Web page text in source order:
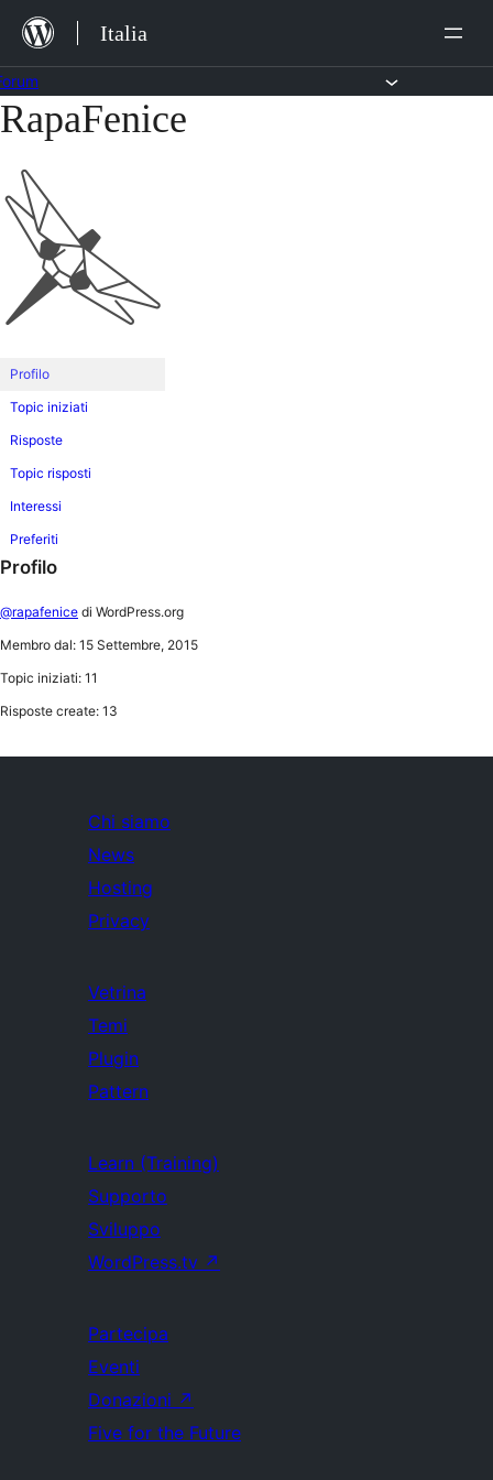
Salta
contenuto
Italia
Vai
contenuto
RapaFenice
Profilo
Topic iniziati
Risposte
Topic risposti
Interessi
Preferiti
Profilo
@rapafenice di WordPress.org
Membro dal: 15 Settembre, 2015
Topic iniziati: 11
Risposte create: 13
Chi siamo
News
Hosting
Privacy
Vetrina
Temi
Plugin
Pattern
Learn (Training)
Supporto
Sviluppo
WordPress.tv ↗
Partecipa
Eventi
Donazioni ↗
Five for the Future